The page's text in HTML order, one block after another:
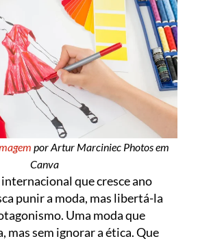
por Artur Marciniec Photos em
Canva
que cresce ano
punir a moda, mas libertá-la
Uma moda que
mas sem ignorar a ética. Que